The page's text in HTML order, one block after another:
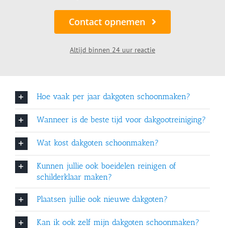
Contact opnemen
Altijd binnen 24 uur reactie
Hoe vaak per jaar dakgoten schoonmaken?
Wanneer is de beste tijd voor dakgootreiniging?
Wat kost dakgoten schoonmaken?
Kunnen jullie ook boeidelen reinigen of
schilderklaar maken?
Plaatsen jullie ook nieuwe dakgoten?
Kan ik ook zelf mijn dakgoten schoonmaken?